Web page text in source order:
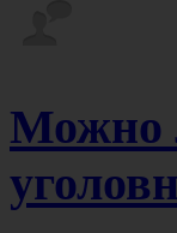
Можно